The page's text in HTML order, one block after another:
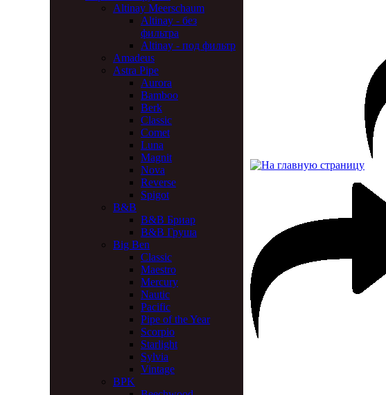
Altinay Meerschaum
Altinay - без
фильтра
Altinay - под фильтр
Amadeus
Astra Pipe
Aurora
Bamboo
Berk
Classic
Comet
Luna
Magnit
Nova
Reverse
Spigot
B&B
B&B Бриар
B&B Груша
Big Ben
Classic
Maestro
Mercury
Nautic
Pacific
Pipe of the Year
Scorpio
Starlight
Sylvia
Vintage
BPK